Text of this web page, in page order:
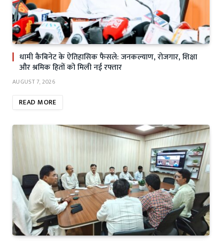
धामी कैबिनेट के ऐतिहासिक फैसले: जनकल्याण, रोजगार, शिक्षा
और श्रमिक हितों को मिली नई रफ्तार
AUGUST 7, 2026
READ MORE